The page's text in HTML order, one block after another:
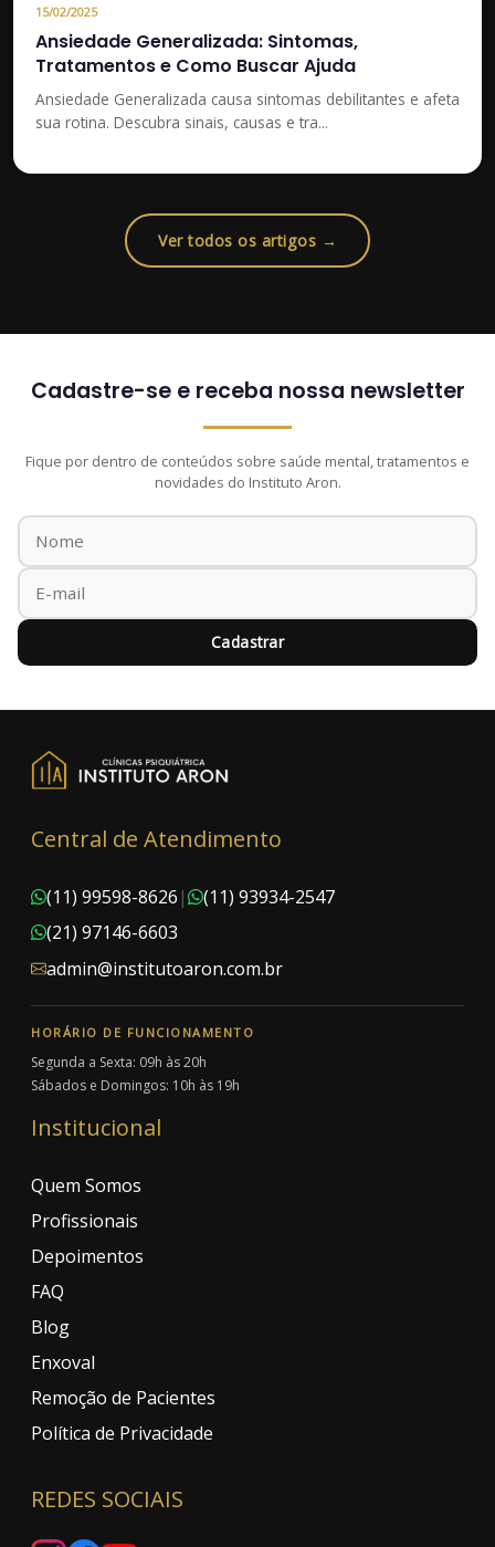
15/02/2025
Ansiedade Generalizada: Sintomas,
Tratamentos e Como Buscar Ajuda
Ansiedade Generalizada causa sintomas debilitantes e afeta
sua rotina. Descubra sinais, causas e tra...
Ver todos os artigos →
Cadastre-se e receba nossa newsletter
Fique por dentro de conteúdos sobre saúde mental, tratamentos e
novidades do Instituto Aron.
Cadastrar
Central de Atendimento
(11) 99598-8626 |
(11) 93934-2547
(21) 97146-6603
admin@institutoaron.com.br
HORÁRIO DE FUNCIONAMENTO
Segunda a Sexta: 09h às 20h
Sábados e Domingos: 10h às 19h
Institucional
Quem Somos
Profissionais
Depoimentos
FAQ
Blog
Enxoval
Remoção de Pacientes
Política de Privacidade
REDES SOCIAIS